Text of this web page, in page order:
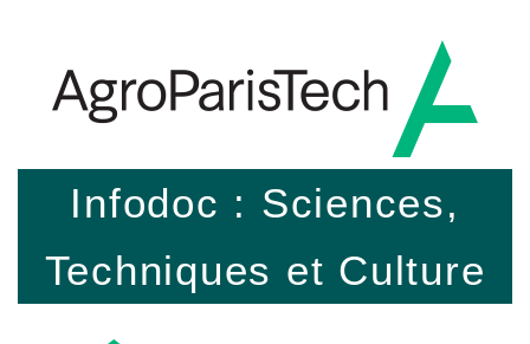
Infodoc : Sciences,
Techniques et Culture